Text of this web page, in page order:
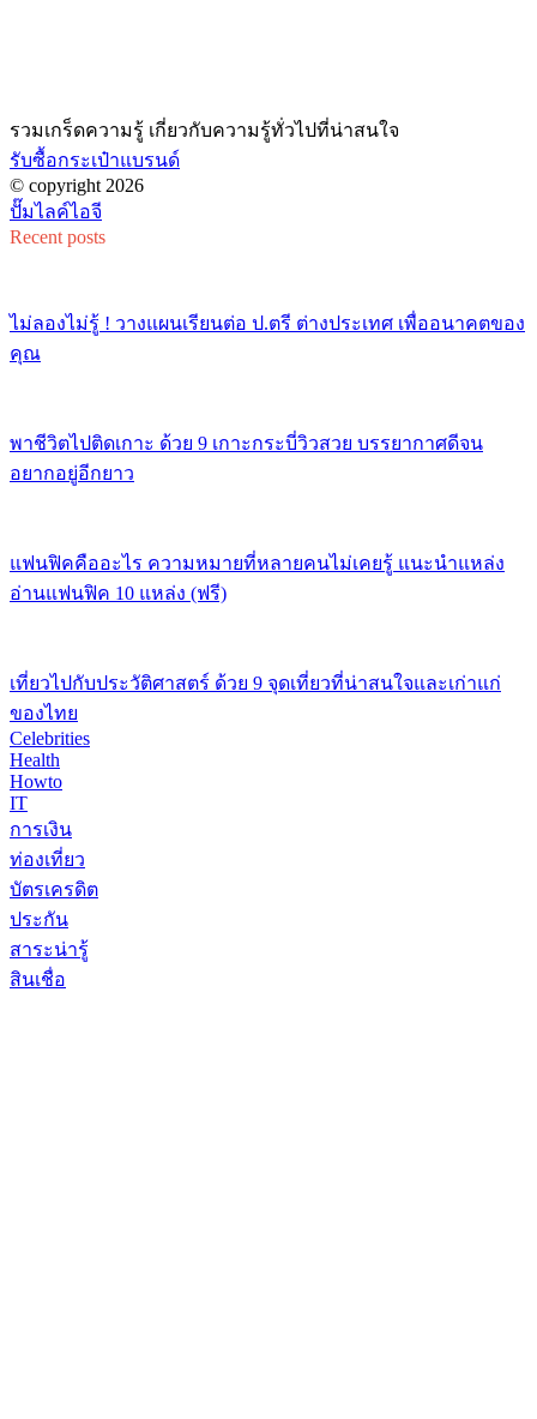
รวมเกร็ดความรู้ เกี่ยวกับความรู้ทั่วไปที่น่าสนใจ
รับซื้อกระเป๋าแบรนด์
© copyright 2026
ปั๊มไลค์ไอจี
Recent posts
ไม่ลองไม่รู้ ! วางแผนเรียนต่อ ป.ตรี ต่างประเทศ เพื่ออนาคตของ
คุณ
พาชีวิตไปติดเกาะ ด้วย 9 เกาะกระบี่วิวสวย บรรยากาศดีจน
อยากอยู่อีกยาว
แฟนฟิคคืออะไร ความหมายที่หลายคนไม่เคยรู้ แนะนำแหล่ง
อ่านแฟนฟิค 10 แหล่ง (ฟรี)
เที่ยวไปกับประวัติศาสตร์ ด้วย 9 จุดเที่ยวที่น่าสนใจและเก่าแก่
ของไทย
Celebrities
Health
Howto
IT
การเงิน
ท่องเที่ยว
บัตรเครดิต
ประกัน
สาระน่ารู้
สินเชื่อ